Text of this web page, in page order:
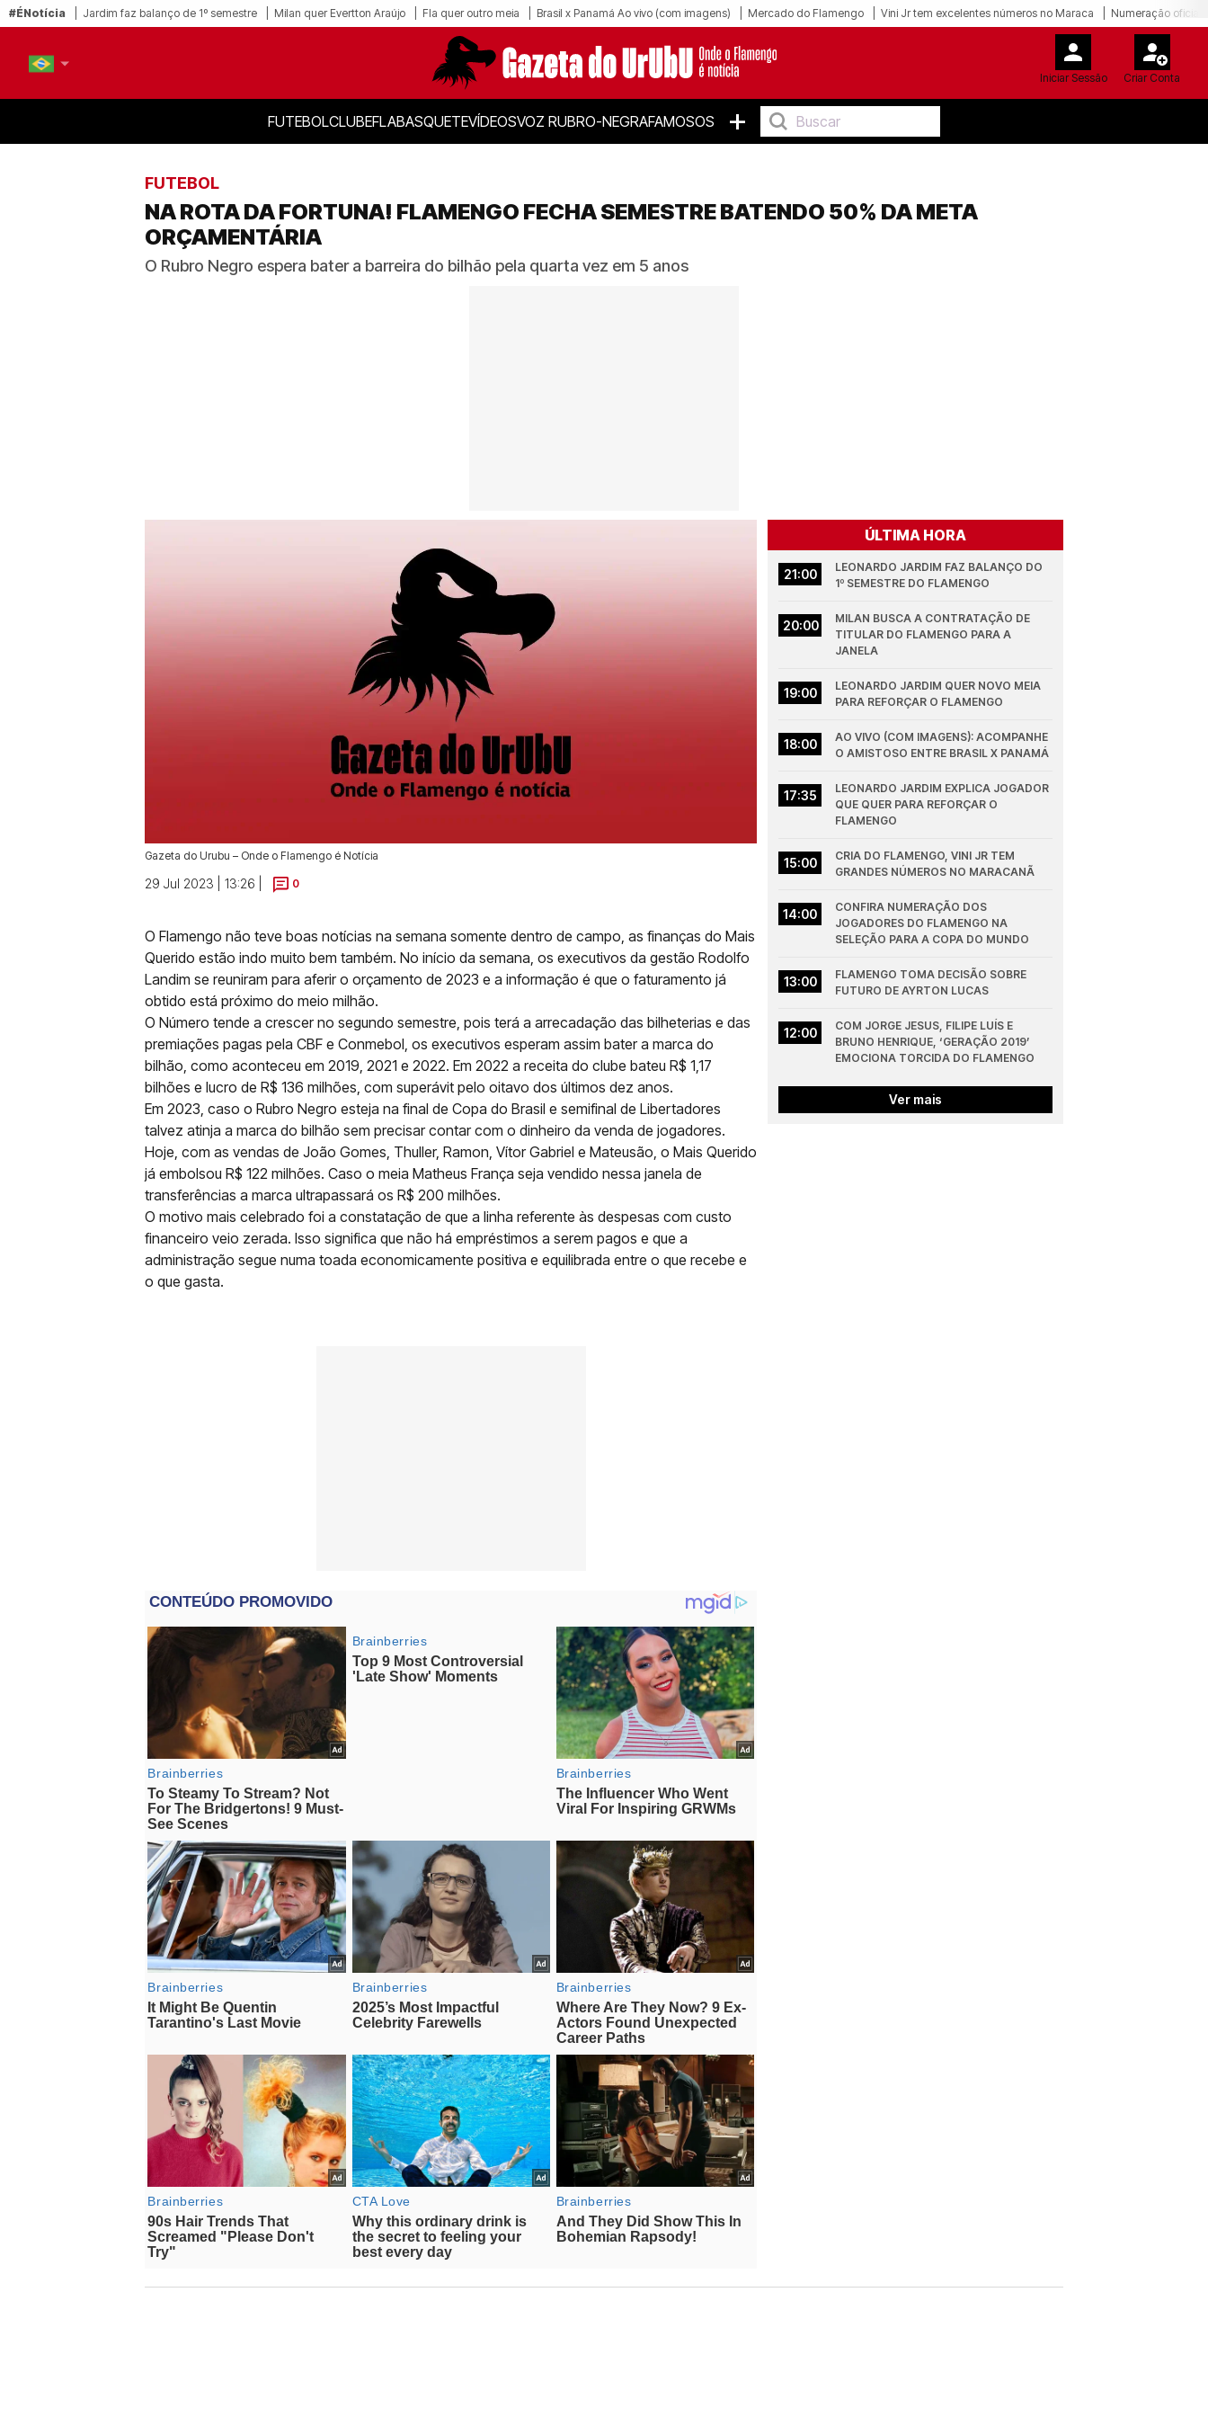
#ÉNotícia Jardim faz balanço de 1º semestre Milan quer Evertton Araújo Fla quer outro meia Brasil x Panamá Ao vivo (com imagens) Mercado do Flamengo Vini Jr tem excelentes números no Maraca Numeração oficial
Iniciar Sessão Criar Conta
FUTEBOLCLUBEFLABASQUETEVÍDEOSVOZ RUBRO-NEGRAFAMOSOS +
FUTEBOL
NA ROTA DA FORTUNA! FLAMENGO FECHA SEMESTRE BATENDO 50% DA META
ORÇAMENTÁRIA
O Rubro Negro espera bater a barreira do bilhão pela quarta vez em 5 anos
Gazeta do Urubu – Onde o Flamengo é Notícia
29 Jul 2023 | 13:26 | 0
O Flamengo não teve boas notícias na semana somente dentro de campo, as finanças do Mais
Querido estão indo muito bem também. No início da semana, os executivos da gestão Rodolfo
Landim se reuniram para aferir o orçamento de 2023 e a informação é que o faturamento já
obtido está próximo do meio milhão.
O Número tende a crescer no segundo semestre, pois terá a arrecadação das bilheterias e das
premiações pagas pela CBF e Conmebol, os executivos esperam assim bater a marca do
bilhão, como aconteceu em 2019, 2021 e 2022. Em 2022 a receita do clube bateu R$ 1,17
bilhões e lucro de R$ 136 milhões, com superávit pelo oitavo dos últimos dez anos.
Em 2023, caso o Rubro Negro esteja na final de Copa do Brasil e semifinal de Libertadores
talvez atinja a marca do bilhão sem precisar contar com o dinheiro da venda de jogadores.
Hoje, com as vendas de João Gomes, Thuller, Ramon, Vítor Gabriel e Mateusão, o Mais Querido
já embolsou R$ 122 milhões. Caso o meia Matheus França seja vendido nessa janela de
transferências a marca ultrapassará os R$ 200 milhões.
O motivo mais celebrado foi a constatação de que a linha referente às despesas com custo
financeiro veio zerada. Isso significa que não há empréstimos a serem pagos e que a
administração segue numa toada economicamente positiva e equilibrada entre o que recebe e
o que gasta.
ÚLTIMA HORA
21:00
LEONARDO JARDIM FAZ BALANÇO DO
1º SEMESTRE DO FLAMENGO
20:00
MILAN BUSCA A CONTRATAÇÃO DE
TITULAR DO FLAMENGO PARA A
JANELA
19:00
LEONARDO JARDIM QUER NOVO MEIA
PARA REFORÇAR O FLAMENGO
18:00
AO VIVO (COM IMAGENS): ACOMPANHE
O AMISTOSO ENTRE BRASIL X PANAMÁ
17:35
LEONARDO JARDIM EXPLICA JOGADOR
QUE QUER PARA REFORÇAR O
FLAMENGO
15:00
CRIA DO FLAMENGO, VINI JR TEM
GRANDES NÚMEROS NO MARACANÃ
14:00
CONFIRA NUMERAÇÃO DOS
JOGADORES DO FLAMENGO NA
SELEÇÃO PARA A COPA DO MUNDO
13:00
FLAMENGO TOMA DECISÃO SOBRE
FUTURO DE AYRTON LUCAS
12:00
COM JORGE JESUS, FILIPE LUÍS E
BRUNO HENRIQUE, ‘GERAÇÃO 2019’
EMOCIONA TORCIDA DO FLAMENGO
Ver mais